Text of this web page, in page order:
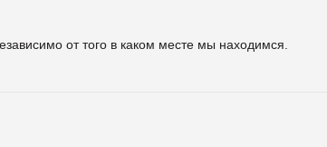
от того в каком месте мы находимся.